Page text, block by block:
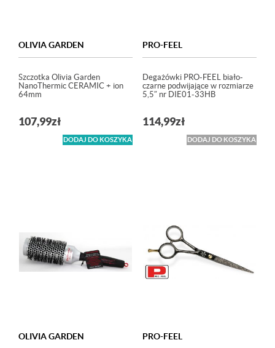
OLIVIA GARDEN
Szczotka Olivia Garden
NanoThermic CERAMIC + ion
64mm
107,99zł
DODAJ DO KOSZYKA
PRO-FEEL
Degażówki PRO-FEEL biało-
czarne podwijające w rozmiarze
5,5″ nr DIE01-33HB
114,99zł
DODAJ DO KOSZYKA
OLIVIA GARDEN PRO-FEEL